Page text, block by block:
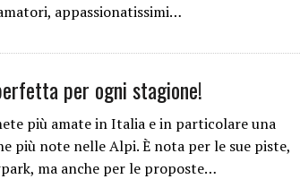
appassionatissimi…
per ogni stagione!
più amate in Italia e in particolare una
più note nelle Alpi. È nota per le sue piste,
ma anche per le proposte…